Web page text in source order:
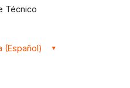
Técnico
(Español)